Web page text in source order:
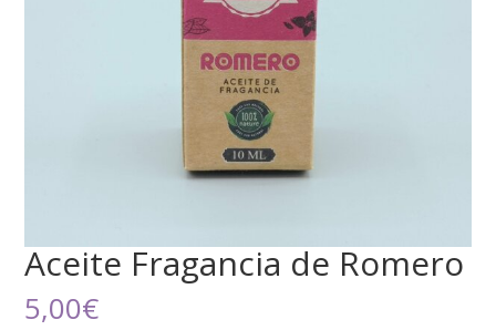
Aceite Fragancia de Romero
5,00€